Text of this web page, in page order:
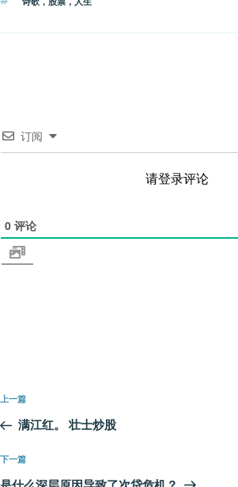
订阅
请登录评论
0 评论
文
导
航
上
一
文
章
上一篇
满江红。 壮士炒股
下
一
下一篇